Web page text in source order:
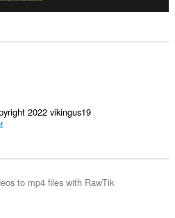
2022 vikingus19
to mp4 files with RawTik